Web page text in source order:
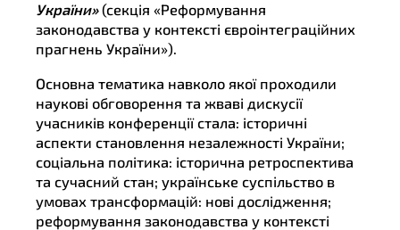
України»(секція «Реформування
законодавства у контексті євроінтеграційних
прагнень України»).
Основна тематика навколо якої проходили
наукові обговорення та жваві дискусії
учасників конференції стала: історичні
аспекти становлення незалежності України;
соціальна політика: історична ретроспектива
та сучасний стан; українське суспільство в
умовах трансформацій: нові дослідження;
реформування законодавства у контексті